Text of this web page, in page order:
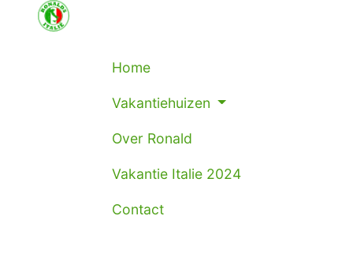
Home
Vakantiehuizen
Over Ronald
Vakantie Italie 2024
Contact